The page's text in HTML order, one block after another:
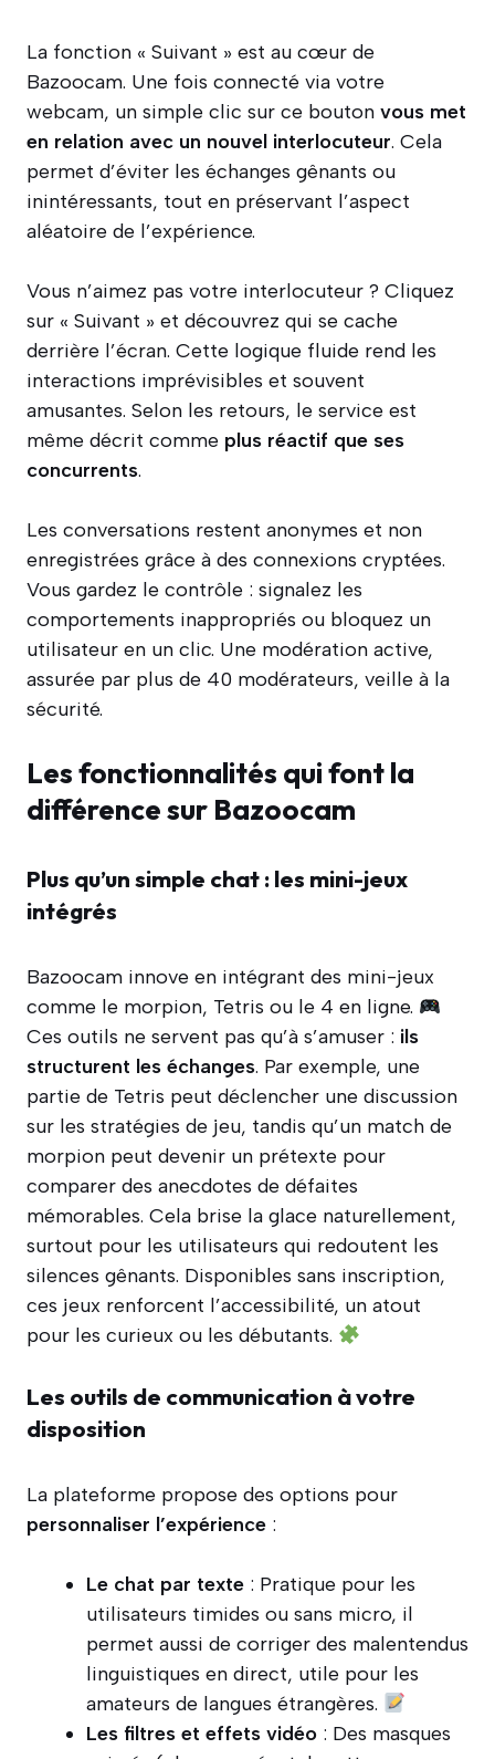
La fonction « Suivant » est au cœur de
Bazoocam. Une fois connecté via votre
webcam, un simple clic sur ce bouton vous met
en relation avec un nouvel interlocuteur. Cela
permet d’éviter les échanges gênants ou
inintéressants, tout en préservant l’aspect
aléatoire de l’expérience.
Vous n’aimez pas votre interlocuteur ? Cliquez
sur « Suivant » et découvrez qui se cache
derrière l’écran. Cette logique fluide rend les
interactions imprévisibles et souvent
amusantes. Selon les retours, le service est
même décrit comme plus réactif que ses
concurrents.
Les conversations restent anonymes et non
enregistrées grâce à des connexions cryptées.
Vous gardez le contrôle : signalez les
comportements inappropriés ou bloquez un
utilisateur en un clic. Une modération active,
assurée par plus de 40 modérateurs, veille à la
sécurité.
Les fonctionnalités qui font la
différence sur Bazoocam
Plus qu’un simple chat : les mini-jeux
intégrés
Bazoocam innove en intégrant des mini-jeux
comme le morpion, Tetris ou le 4 en ligne.
Ces outils ne servent pas qu’à s’amuser : ils
structurent les échanges. Par exemple, une
partie de Tetris peut déclencher une discussion
sur les stratégies de jeu, tandis qu’un match de
morpion peut devenir un prétexte pour
comparer des anecdotes de défaites
mémorables. Cela brise la glace naturellement,
surtout pour les utilisateurs qui redoutent les
silences gênants. Disponibles sans inscription,
ces jeux renforcent l’accessibilité, un atout
pour les curieux ou les débutants.
Les outils de communication à votre
disposition
La plateforme propose des options pour
personnaliser l’expérience :
Le chat par texte : Pratique pour les
utilisateurs timides ou sans micro, il
permet aussi de corriger des malentendus
linguistiques en direct, utile pour les
amateurs de langues étrangères.
Les filtres et effets vidéo : Des masques